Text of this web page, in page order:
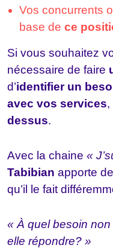
Vos concurrents
base de ce
Si vous souhaitez
nécessaire de faire
d’identifier un
avec vos services,
dessus.
Avec la chaine «
Tabibian apporte
qu’il le fait
« À quel besoin
elle répondre? »